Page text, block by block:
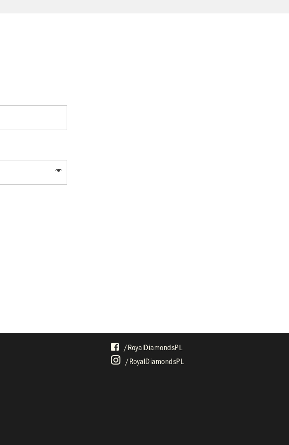
/royalDiamondsPL
/royalDiamondsPL